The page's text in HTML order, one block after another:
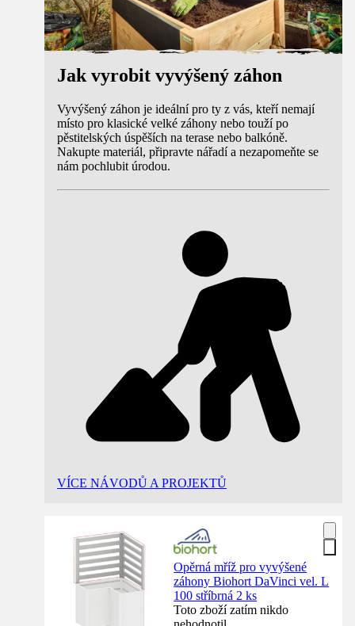
Jak vyrobit vyvýšený záhon
Vyvýšený záhon je ideální pro ty z vás, kteří nemají
místo pro klasické velké záhony nebo touží po
pěstitelských úspěších na terase nebo balkóně.
Nakupte materiál, připravte nářadí a nezapomeňte se
nám pochlubit úrodou.
VÍCE NÁVODŮ A PROJEKTŮ
Opěrná mříž pro vyvýšené
záhony Biohort DaVinci vel. L
100 stříbrná 2 ks
Toto zboží zatím nikdo